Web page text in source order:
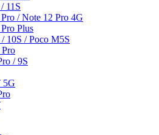
11S
/ Note 12 Pro 4G
Plus
10S / Poco M5S
/ 9S
5G